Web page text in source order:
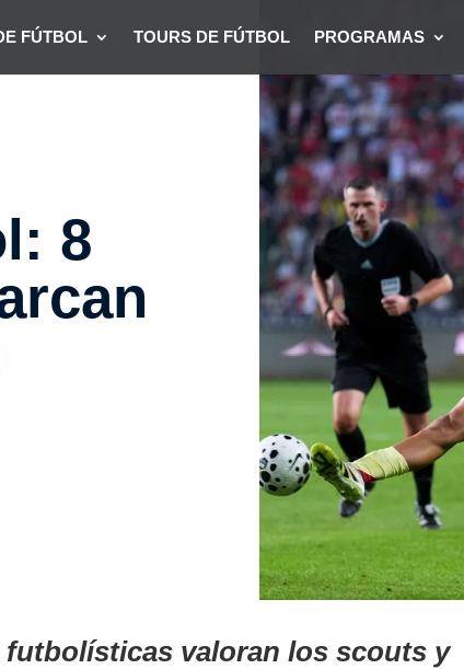
FÚTBOL TOURS DE FÚTBOL PROGRAMAS
8
valoran los scouts y